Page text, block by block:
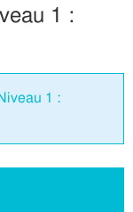
1 :
1 :